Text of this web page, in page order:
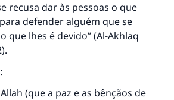
recusa dar às pessoas o que
defender alguém que se
que lhes é devido” (Al-Akhlaq
(que a paz e as bênçãos de
O Profeta ﷺ disse,
incentive outros a fazer o
a mesma recompensa
que o fazem."